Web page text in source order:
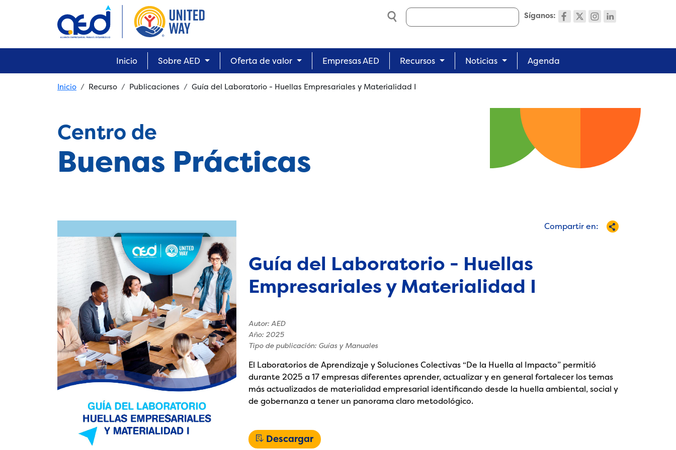
Síganos:
Search
Main navigation
Inicio Sobre AED Oferta de valor Empresas AED Recursos Noticias Agenda
Breadcrumb
Inicio Recurso Publicaciones Guía del Laboratorio - Huellas Empresariales y Materialidad I
Centro de
Buenas Prácticas
Compartir en:
Guía del Laboratorio - Huellas
Empresariales y Materialidad I
Autor: AED
Año: 2025
Tipo de publicación: Guías y Manuales
El Laboratorios de Aprendizaje y Soluciones Colectivas “De la Huella al Impacto” permitió
durante 2025 a 17 empresas diferentes aprender, actualizar y en general fortalecer los temas
más actualizados de materialidad empresarial identificando desde la huella ambiental, social y
de gobernanza a tener un panorama claro metodológico.
Descargar